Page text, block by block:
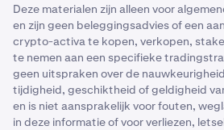
Deze materialen zijn alleen voor
en zijn geen beleggingsadvies of een
crypto-activa te kopen, verkopen,
te nemen aan een specifieke
geen uitspraken over de
tijdigheid, geschiktheid of geldigheid
en is niet aansprakelijk voor fouten,
in deze informatie of voor verliezen,